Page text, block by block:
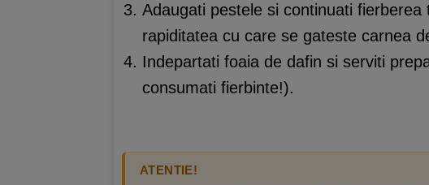
Adaugati pestele si continuati
rapiditatea cu care se gateste carnea
Indepartati foaia de dafin si serviti
consumati fierbinte!).
ATENTIE!